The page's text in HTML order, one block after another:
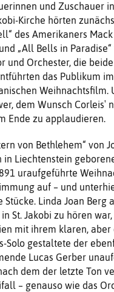
und Zuschauer
Kirche hörten
des Amerikaners
„All Bells in
und Orchester, die
das Publikum
Weihnachtsfilm.
dem Wunsch Corleis′
Ende zu applaudieren.
von Bethlehem“ von
in Liechtenstein
uraufgeführte
auf – und
Linda Joan Berg
St. Jakobi zu hören
mit ihrem klaren,
Solo gestaltete der
Lucas Gerber
dem der letzte Ton
– genauso wie das